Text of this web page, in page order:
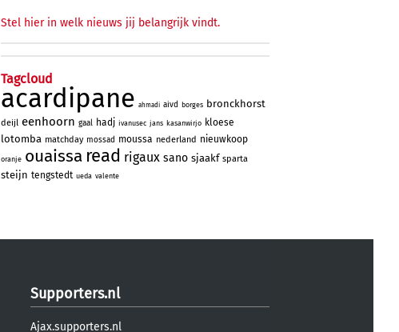
Stel hier in welk nieuws jij belangrijk vindt.
Tagcloud
acardipane ahmadi aivd borges bronckhorst
deijl eenhoorn gaal hadj ivanusec jans kasanwirjo kloese
lotomba matchday mossad moussa nederland nieuwkoop
oranje ouaissa read rigaux sano sjaakf sparta
steijn tengstedt ueda valente
Supporters.nl
Ajax.supporters.nl